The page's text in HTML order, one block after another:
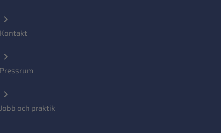
Kontakt
Pressrum
Jobb och praktik